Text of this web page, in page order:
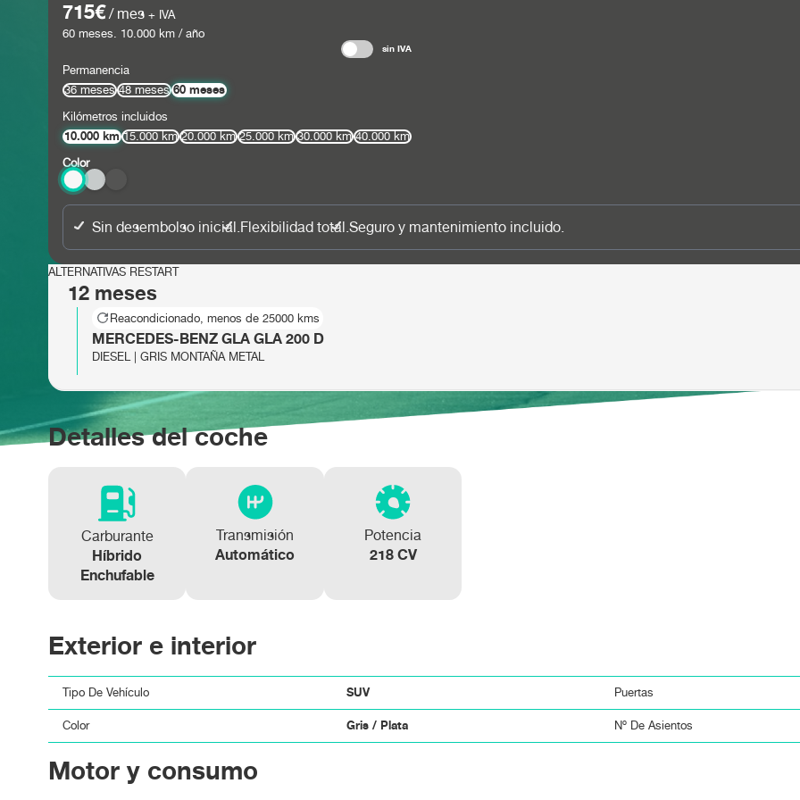
715€/ mes + IVA
60meses. 10.000km / año
sin IVA
Permanencia
36 meses
48 meses 60 meses
Kilómetros incluidos
10.000 km 15.000 km 20.000 km 25.000 km 30.000 km
40.000 km
Color
Sin desembolso inicial.Flexibilidad total.Seguro y mantenimiento incluido.
ALTERNATIVAS RESTART
12 meses
Reacondicionado, menos de 25000 kms
MERCEDES-BENZ GLA GLA 200 D
DIESEL | GRIS MONTAÑA METAL
MERCEDES-BENZ GLA GLA 250 e
MERCEDES-BENZ GLA GLA 200 D
Detalles del coche
Carburante
Híbrido
Enchufable
Transmisión
Automático
Potencia
218 CV
Exterior e interior
Tipo De Vehículo SUV Puertas
Color Gris / Plata Nº De Asientos
Motor y consumo